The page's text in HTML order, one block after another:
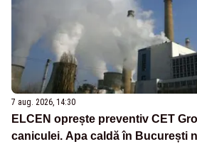
7 aug. 2026, 14:30
ELCEN oprește preventiv CET
caniculei. Apa caldă în București